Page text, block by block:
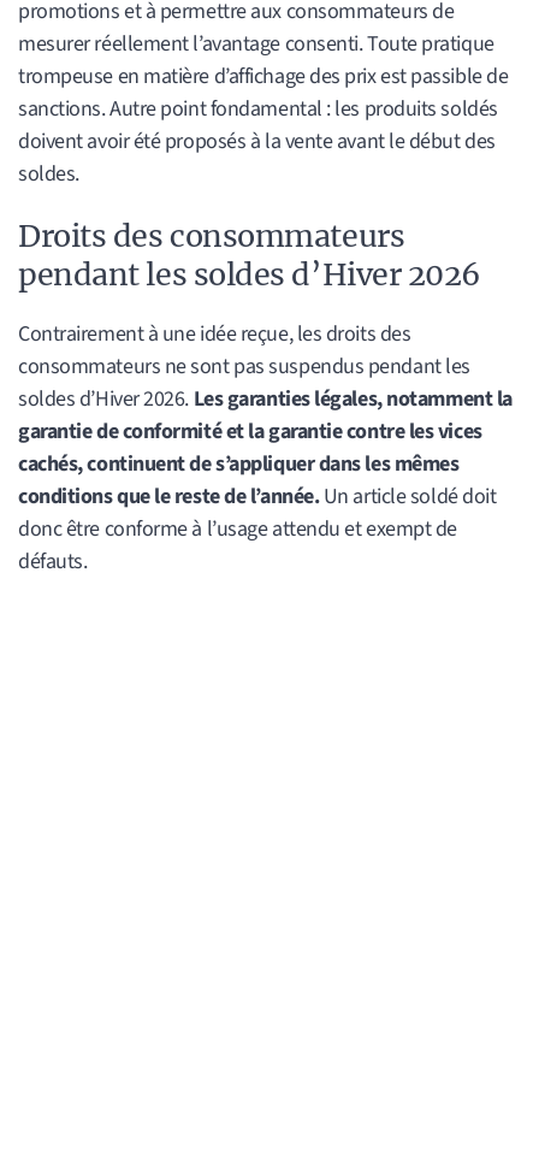
promotions et à permettre aux consommateurs de
mesurer réellement l’avantage consenti. Toute pratique
trompeuse en matière d’affichage des prix est passible de
sanctions. Autre point fondamental : les produits soldés
doivent avoir été proposés à la vente avant le début des
soldes.
Droits des consommateurs
pendant les soldes d’Hiver 2026
Contrairement à une idée reçue, les droits des
consommateurs ne sont pas suspendus pendant les
soldes d’Hiver 2026. Les garanties légales, notamment la
garantie de conformité et la garantie contre les vices
cachés, continuent de s’appliquer dans les mêmes
conditions que le reste de l’année.Un article soldé doit
donc être conforme à l’usage attendu et exempt de
défauts.